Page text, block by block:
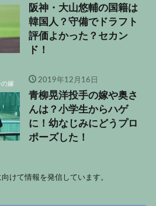
阪神・大山悠輔の国籍は
韓国人？守備でドラフト
評価よかった？セカン
ド！
嫁 2019年12月16日
青柳晃洋投手の嫁や奥さ
んは？小学生からハゲ
に！幼なじみにどうプロ
ポーズした！
けて情報を発信しています。